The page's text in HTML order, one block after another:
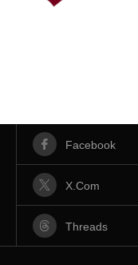
Facebook
X.com
Threads